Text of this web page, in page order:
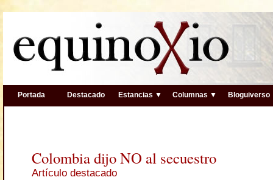
Portada Destacado Estancias ▼ Columnas ▼ Bloguiverso
Colombia dijo NO al secuestro
Artículo destacado